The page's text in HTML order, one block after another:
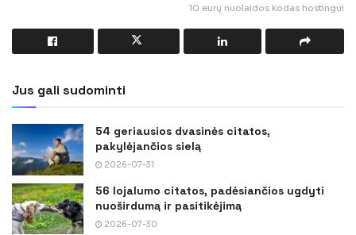
10 eurų nuolaidos kodas hostingui
Jus gali sudominti
54 geriausios dvasinės citatos,
pakylėjančios sielą
2026-07-31
56 lojalumo citatos, padėsiančios ugdyti
nuoširdumą ir pasitikėjimą
2026-07-30